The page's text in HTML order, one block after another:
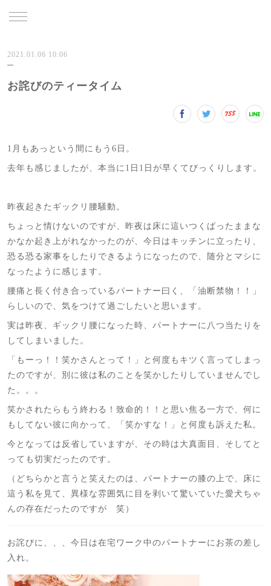
2021.01.06 10:06
お詫びのティータイム
1月もあっという間にもう6日。
去年も感じましたが、本当に1日1日が早くてびっくりします。
昨夜起きたギックリ腰騒動。
ちょっと情けないのですが、昨夜は床に這いつくばったままな
かなか起き上がれなかったのが、今日はキッチンに立ったり、
恐る恐る家事をしたりできるようになったので、随分とマシに
なったように感じます。
腰痛と長く付き合っているパートナー曰く、「油断禁物！！」
らしいので、気をつけて過ごしたいと思います。
実は昨夜、ギックリ腰になった時、パートナーに八つ当たりを
してしまいました。
「もーっ！！笑かさんとって！」と何度もキツく言ってしまっ
たのですが、別に彼は私のことを笑かしたりしていませんでし
た。。。
笑かされたらもう終わる！致命的！！と思い焦る一方で、何に
もしてない彼に向かって、「笑かすな！」と何度も訴えた私。
今となっては反省していますが、その時は大真面目、そしてと
っても切実だったのです。
（どちらかと言うと笑えたのは、パートナーの膝の上で、床に
這う私を見て、異様な雰囲気に目を剥いて驚いていた愛犬ちゃ
んの存在だったのですが 笑）
お詫びに、、、今日は在宅ワーク中のパートナーにお茶の差し
入れ。